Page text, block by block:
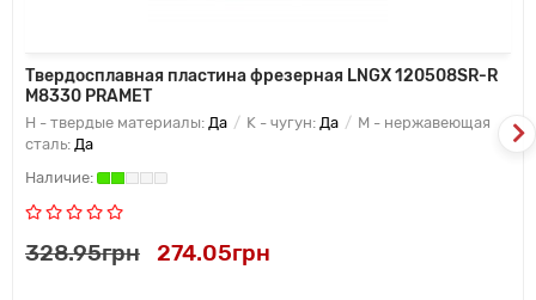
Твердосплавная пластина фрезерная LNGX 120508SR-R
M8330 PRAMET
H - твердые материалы: Да K - чугун: Да
M - нержавеющая
сталь: Да
328.95грн 274.05грн